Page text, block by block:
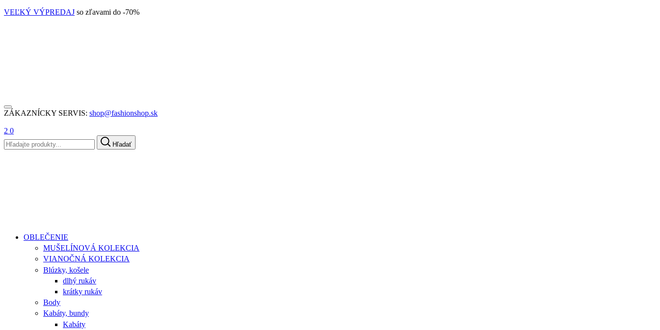
VEĽKÝ VÝPREDAJ so zľavami do -70%
ZÁKAZNÍCKY SERVIS: shop@fashionshop.sk
2 0
Hľadať
OBLEČENIE
MUŠELÍNOVÁ KOLEKCIA
VIANOČNÁ KOLEKCIA
Blúzky, košele
dlhý rukáv
krátky rukáv
Body
Kabáty, bundy
Kabáty